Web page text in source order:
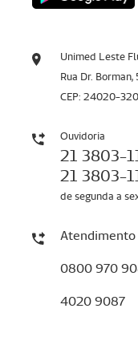
Unimed Leste
Rua Dr.
CEP: 24020-320
Ouvidoria
21 3803-
21 3803-
de segunda a
Atendimento
0800 970
4020 9087